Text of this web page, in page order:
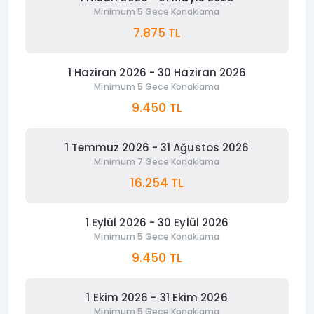
Minimum 5 Gece Konaklama
7.875 TL
1 Haziran 2026 - 30 Haziran 2026
Minimum 5 Gece Konaklama
9.450 TL
1 Temmuz 2026 - 31 Ağustos 2026
Minimum 7 Gece Konaklama
16.254 TL
1 Eylül 2026 - 30 Eylül 2026
Minimum 5 Gece Konaklama
9.450 TL
1 Ekim 2026 - 31 Ekim 2026
Minimum 5 Gece Konaklama